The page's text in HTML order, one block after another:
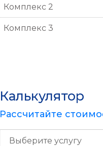
Комплекс 2
Комплекс 3
Калькулятор
Рассчитайте
Выберите услугу